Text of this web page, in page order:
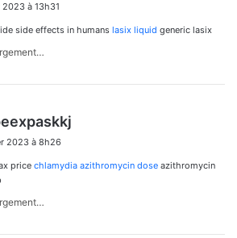
à 13h31
side effects in humans lasix liquid generic lasix
2023 à 8h26
price chlamydia azithromycin dose azithromycin